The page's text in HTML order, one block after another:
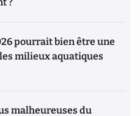
pourrait bien être une
milieux aquatiques
malheureuses du